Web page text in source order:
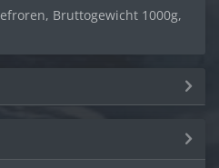
Bruttogewicht 1000g,